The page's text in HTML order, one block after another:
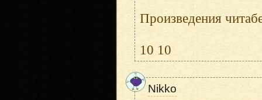
Произведения
10 10
Nikko